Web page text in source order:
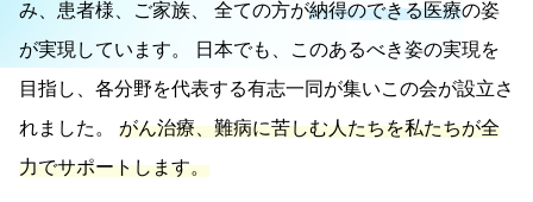
み、患者様、ご家族、 全ての方が納得のできる医療の姿
が実現しています。
日本でも、このあるべき姿の実現を
目指し、各分野を代表する有志一同が集いこの会が設立さ
れました。
がん治療、難病に苦しむ人たちを私たちが全
力でサポートします。